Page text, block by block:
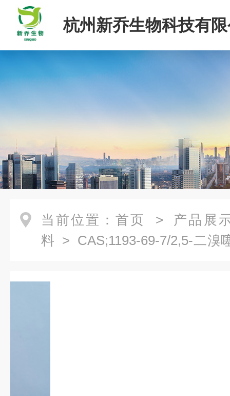
杭州新乔生物科技有
当前位置： 首页 > 产品展
料 > CAS;1193-69-7/2,5-二溴